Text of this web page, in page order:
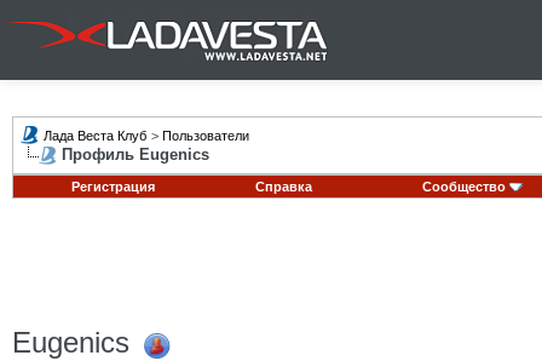
Лада Веста Клуб > Пользователи
Профиль Eugenics
Регистрация Справка Сообщество
Eugenics